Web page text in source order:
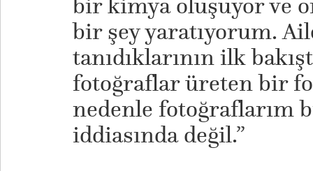
bir şey yaratıyorum.
tanıdıklarının ilk
fotoğraflar üreten bir
nedenle fotoğraflarım
iddiasında değil.”